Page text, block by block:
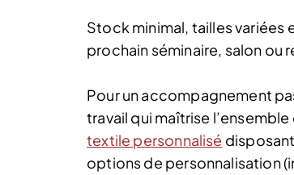
Stock minimal, tailles variées
prochain séminaire, salon ou
Pour un accompagnement
travail qui maîtrise
textile personnalisé
options de personnalisation